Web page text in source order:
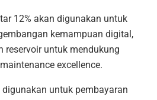
12% akan digunakan untuk
kemampuan digital,
reservoir untuk mendukung
excellence.
untuk pembayaran